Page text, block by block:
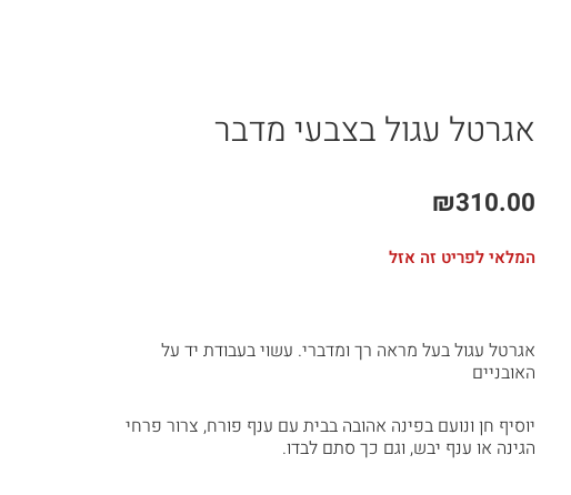
אגרטל עגול בצבעי מדבר
₪310.00
המלאי לפריט זה אזל
אגרטל עגול בעל מראה רך ומדברי. עשוי בעבודת יד על
האובניים
יוסיף חן ונועם בפינה אהובה בבית עם ענף פורח, צרור פרחי
הגינה או ענף יבש, וגם כך סתם לבדו.